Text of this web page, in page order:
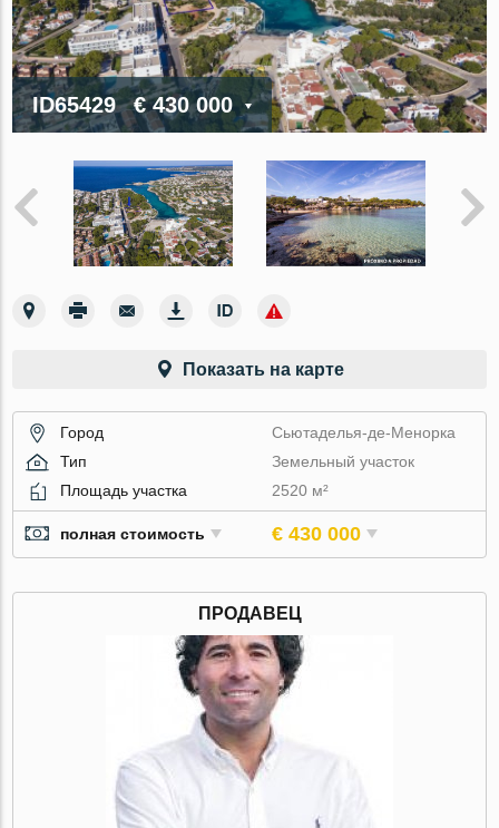
ID65429 € 430 000
Показать на карте
Город
Сьютаделья-де-Менорка
Тип
Земельный участок
Площадь участка
2520 м²
полная стоимость € 430 000
ПРОДАВЕЦ